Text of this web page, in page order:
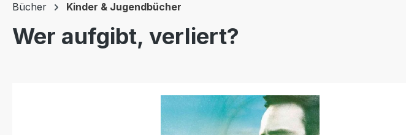
Bücher Kinder & Jugendbücher
Wer aufgibt, verliert?